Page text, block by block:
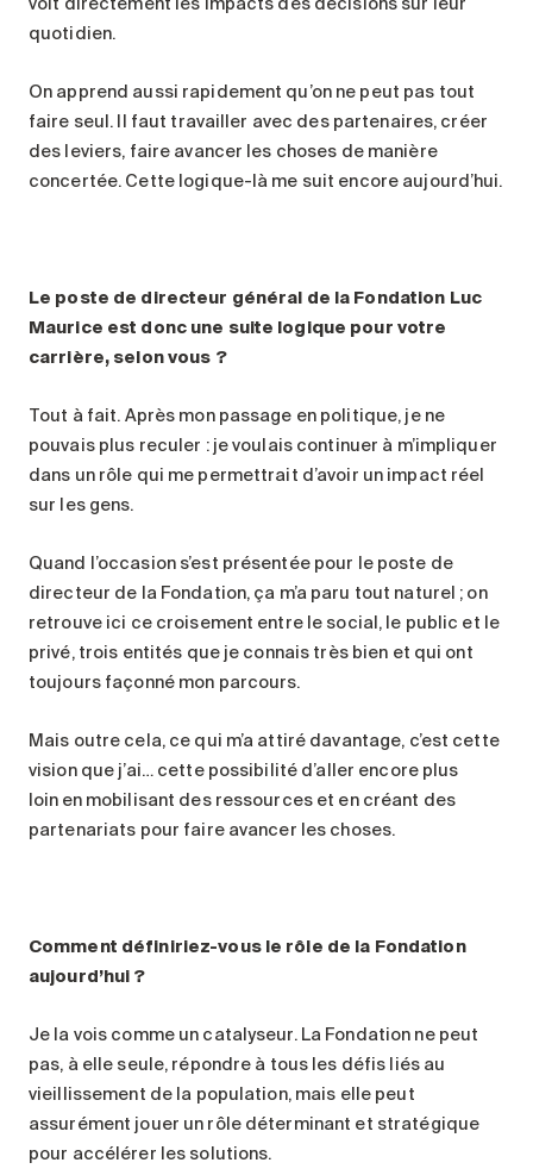
quotidien.
On apprend aussi rapidement qu’on ne peut pas tout
faire seul. Il faut travailler avec des partenaires, créer
des leviers, faire avancer les choses de manière
concertée. Cette logique-là me suit encore aujourd’hui.
Le poste de directeur général de la Fondation Luc
Maurice est donc une suite logique pour votre
carrière, selon vous ?
Tout à fait. Après mon passage en politique, je ne
pouvais plus reculer : je voulais continuer à m’impliquer
dans un rôle qui me permettrait d’avoir un impact réel
sur les gens.
Quand l’occasion s’est présentée pour le poste de
directeur de la Fondation, ça m’a paru tout naturel ; on
retrouve ici ce croisement entre le social, le public et le
privé, trois entités que je connais très bien et qui ont
toujours façonné mon parcours.
Mais outre cela, ce qui m’a attiré davantage, c’est cette
vision que j’ai… cette possibilité d’aller encore plus
loin en mobilisant des ressources et en créant des
partenariats pour faire avancer les choses.
Comment définiriez-vous le rôle de la Fondation
aujourd’hui ?
Je la vois comme un catalyseur. La Fondation ne peut
pas, à elle seule, répondre à tous les défis liés au
vieillissement de la population, mais elle peut
assurément jouer un rôle déterminant et stratégique
pour accélérer les solutions.